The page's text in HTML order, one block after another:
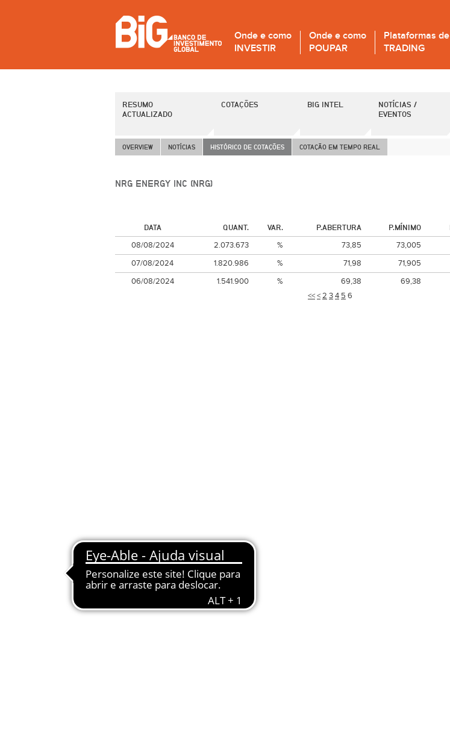
Onde e como
INVESTIR
Onde e como
POUPAR
Plataformas de
TRADING
RESUMO
ACTUALIZADO
COTAÇÕES BIG INTEL
NOTÍCIAS /
EVENTOS
OVERVIEW NOTÍCIAS HISTÓRICO DE COTAÇÕES COTAÇÃO EM TEMPO REAL
NRG ENERGY INC (NRG)
DATA QUANT. VAR. P.ABERTURA P.MÍNIMO
<<<2 34 5 6
08/08/2024 2.073.673 % 73,85 73,005
07/08/2024
1.820.986 % 71,98 71,905
06/08/2024
1.541.900 % 69,38 69,38